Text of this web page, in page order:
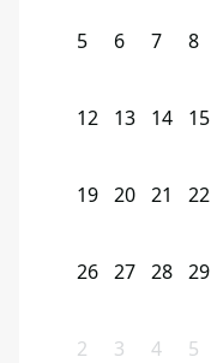
5 6 7 8
12 13 14 15
19 20 21 22
26 27 28 29
2 3 4 5